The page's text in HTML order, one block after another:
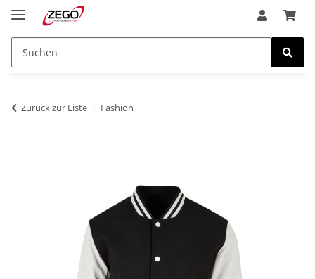
Zurück zur Liste Fashion